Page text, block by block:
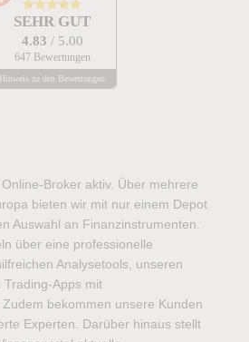
SEHR GUT
4.83 / 5.00
647 Bewertungen
Hinweis zu den Bewertungen
Broker aktiv. Über mehrere
bieten wir mit nur einem Depot
Auswahl an Finanzinstrumenten.
über eine professionelle
Analysetools, unseren
Trading-Apps mit
bekommen unsere Kunden
Experten. Darüber hinaus stellt